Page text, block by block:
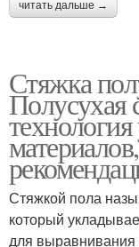
читать дальше →
Стяжка
Полусухая
Стяжкой пола
который
для выравнивания